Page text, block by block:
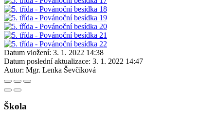
Datum vložení: 3. 1. 2022 14:38
Datum poslední aktualizace: 3. 1. 2022 14:47
Autor: Mgr. Lenka Ševčíková
Škola